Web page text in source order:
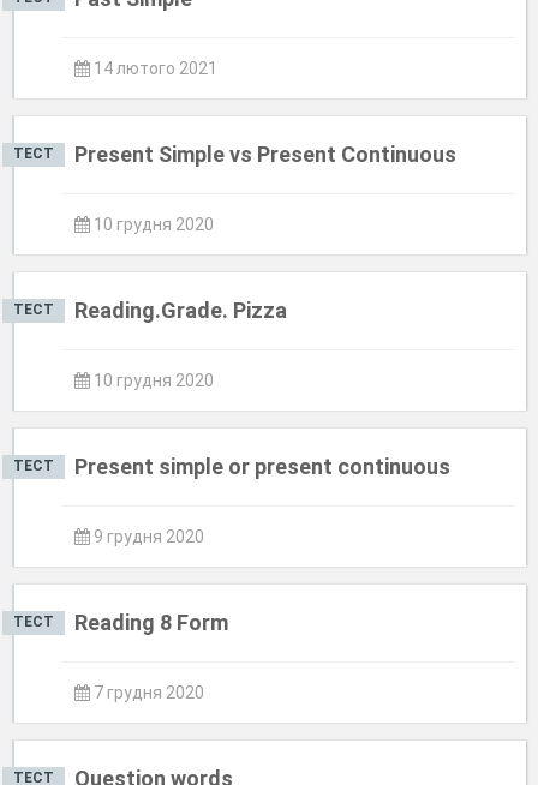
14 лютого 2021
ТЕСТ Present Simple vs Present Continuous
10 грудня 2020
ТЕСТ Reading.Grade. Pizza
10 грудня 2020
ТЕСТ Present simple or present continuous
9 грудня 2020
ТЕСТ Reading 8 Form
7 грудня 2020
ТЕСТ Question words